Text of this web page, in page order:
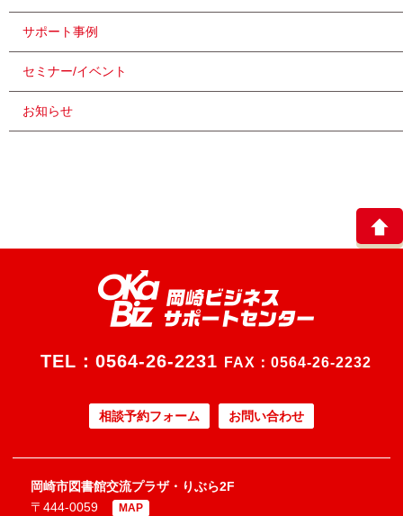
サポート事例
セミナー/イベント
お知らせ
TEL： 0564-26-2231 FAX：0564-26-2232
相談予約フォーム お問い合わせ
岡崎市図書館交流プラザ・りぶら2F
〒444-0059
MAP